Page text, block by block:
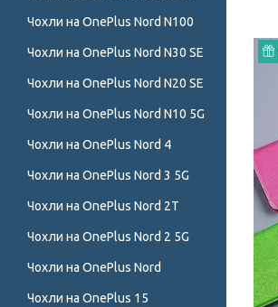
Чохли на OnePlus Nord N100
Чохли на OnePlus Nord N30 SE
Чохли на OnePlus Nord N20 SE
Чохли на OnePlus Nord N10 5G
Чохли на OnePlus Nord 4
Чохли на OnePlus Nord 3 5G
Чохли на OnePlus Nord 2T
Чохли на OnePlus Nord 2 5G
Чохли на OnePlus Nord
Чохли на OnePlus 15